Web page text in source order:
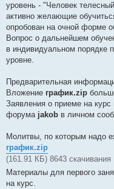
уровень - "Человек
активно желающие
опробован на очной форме
Вопрос о дальнейшем
в индивидуальном порядке
уровне.
Предварительная
Вложение график.zip
Заявления о приеме на
форума jakob в личном
Молитвы, по которым надо
график.zip
(161.91 КБ) 8643 скачивания
Материалы для первого
на курс.